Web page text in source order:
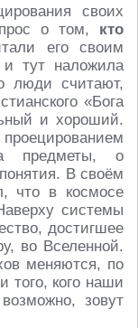
своих
о том, кто
его своим
тут наложила
люди считают,
«Бога
и хороший.
предметы, о
В своём
что в космосе
системы
достигшее
во Вселенной.
меняются, по
того, кого наши
зовут